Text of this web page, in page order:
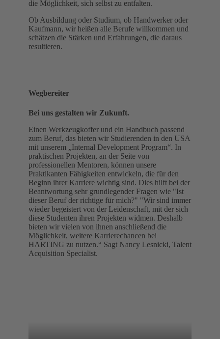
die Möglichkeit, sich selbst zu entfalten.
Ob Ausbildung oder Studium, ob Handwerker oder
Kaufmann, wir heißen alle Berufe willkommen und
schätzen die Stärken und Erfahrungen, die daraus
resultieren.
Wegbereiter
Bei uns gestalten wir Zukunft.
Einen Werkzeugkoffer und ein Handbuch passend
zum Beruf, das bieten wir Studierenden in den USA
mit unserem „Internal Development Program“. In
praktischen Projekten, an der Seite von
professionellen Mentoren, können unsere
Praktikanten Fähigkeiten entwickeln, die für den
Beginn ihrer Karriere wichtig sind. Dies hilft bei der
Beantwortung sehr grundlegender Fragen wie "Ist
dieser Beruf der richtige für mich?" "Wir sind immer
wieder begeistert von der Leidenschaft, mit der sich
diese Studenten ihren Projekten widmen. Deshalb
bieten wir vielen von ihnen anschließend die
Möglichkeit, weitere Karrierechancen bei
HARTING zu nutzen.“ Sagt Nancy Lesnicki, Talent
Acquisition Specialist.